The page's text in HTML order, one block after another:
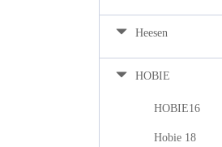
Heesen
HOBIE
HOBIE16
Hobie 18